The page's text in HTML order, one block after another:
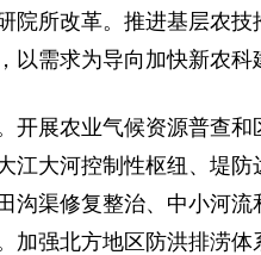
院所改革。推进基层农
需求为导向加快新农科
开展农业气候资源普查
江大河控制性枢纽、堤
沟渠修复整治、中小河
加强北方地区防洪排涝